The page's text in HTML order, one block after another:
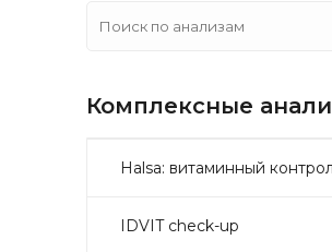
Комплексные
Halsa: витаминный
IDVIT check-up